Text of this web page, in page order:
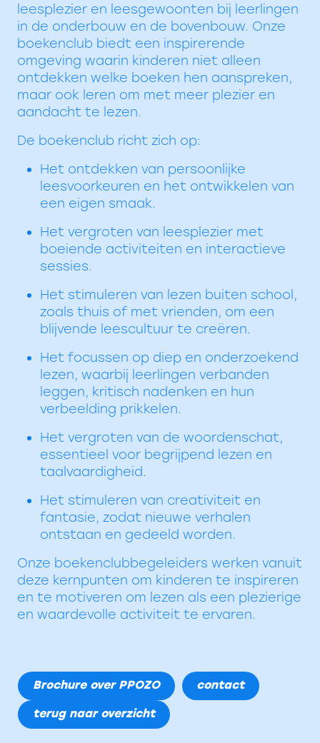
leesplezier en leesgewoonten bij leerlingen
in de onderbouw en de bovenbouw. Onze
boekenclub biedt een inspirerende
omgeving waarin kinderen niet alleen
ontdekken welke boeken hen aanspreken,
maar ook leren om met meer plezier en
aandacht te lezen.
De boekenclub richt zich op:
Het ontdekken van persoonlijke
leesvoorkeuren en het ontwikkelen van
een eigen smaak.
Het vergroten van leesplezier met
boeiende activiteiten en interactieve
sessies.
Het stimuleren van lezen buiten school,
zoals thuis of met vrienden, om een
blijvende leescultuur te creëren.
Het focussen op diep en onderzoekend
lezen, waarbij leerlingen verbanden
leggen, kritisch nadenken en hun
verbeelding prikkelen.
Het vergroten van de woordenschat,
essentieel voor begrijpend lezen en
taalvaardigheid.
Het stimuleren van creativiteit en
fantasie, zodat nieuwe verhalen
ontstaan en gedeeld worden.
Onze boekenclubbegeleiders werken vanuit
deze kernpunten om kinderen te inspireren
en te motiveren om lezen als een plezierige
en waardevolle activiteit te ervaren.
Brochure over PPOZO contact
terug naar overzicht